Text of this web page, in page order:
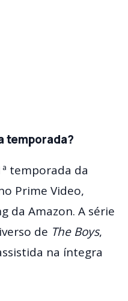
temporada?
temporada da
Prime Video,
da Amazon. A série
de The Boys,
na íntegra